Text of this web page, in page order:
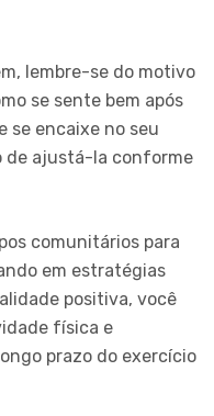
lembre-se do motivo
se sente bem após
se encaixe no seu
de ajustá-la conforme
comunitários para
em estratégias
positiva, você
física e
prazo do exercício